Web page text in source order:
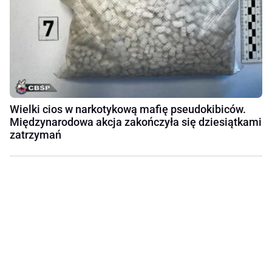
Wielki cios w narkotykową mafię pseudokibiców.
Międzynarodowa akcja zakończyła się dziesiątkami
zatrzymań